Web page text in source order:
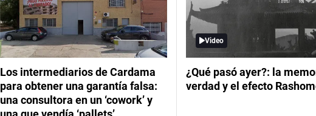
Los intermediarios de Cardama
para obtener una garantía falsa:
una consultora en un ‘cowork’ y
Video
¿Qué pasó ayer?: la
verdad y el efecto